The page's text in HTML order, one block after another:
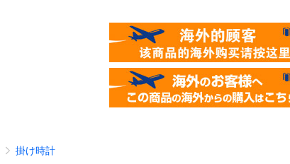
掛け時計